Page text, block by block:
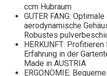
ccm Hubraum
GUTER FANG:
aerodynamische
Robustes
HERKUNFT:
Erfahrung in der
Made in AUSTRIA
ERGONOMIE: